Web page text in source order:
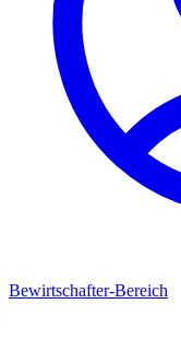
Bewirtschafter-Bereich